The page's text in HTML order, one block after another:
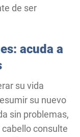
de ser
acuda a
su vida
su nuevo
sin problemas,
consulte